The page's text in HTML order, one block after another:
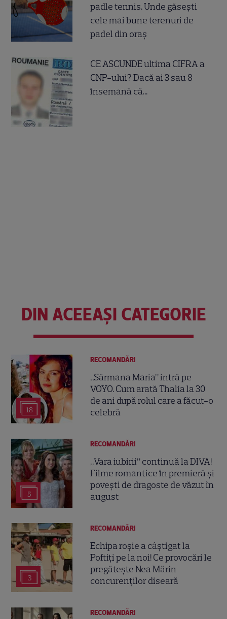
padle tennis. Unde găsești
cele mai bune terenuri de
padel din oraș
CE ASCUNDE ultima CIFRA a
CNP-ului? Dacă ai 3 sau 8
însemană că...
DIN ACEEAȘI CATEGORIE
18
RECOMANDĂRI
„Sărmana Maria” intră pe
VOYO. Cum arată Thalía la 30
de ani după rolul care a făcut-o
celebră
5
RECOMANDĂRI
„Vara iubirii” continuă la DIVA!
Filme romantice în premieră și
povești de dragoste de văzut în
august
3
RECOMANDĂRI
Echipa roșie a câștigat la
Poftiți pe la noi! Ce provocări le
pregătește Nea Mărin
concurenților diseară
RECOMANDĂRI